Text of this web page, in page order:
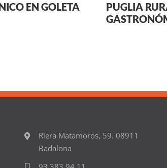
EN GOLETA
PUGLIA
Riera Matamoros, 59. 08911
Badalona